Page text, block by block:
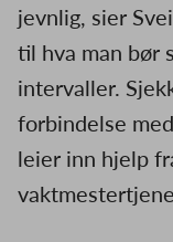
jevnlig, sier
til hva man bør
intervaller.
forbindelse
leier inn hjelp